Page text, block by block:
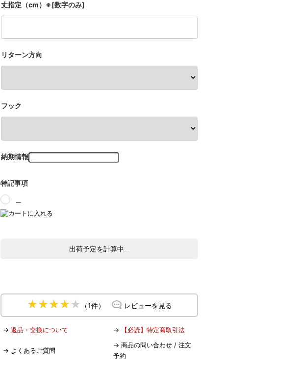
丈指定（cm）※[数字のみ]
リターン方向
フック
納期情報
特記事項
出荷予定を計算中...
（1件） レビューを見る
→ 返品・交換について → 【必読】特定商取引法
→ よくあるご質問
→ 商品の問い合わせ / 注文
予約